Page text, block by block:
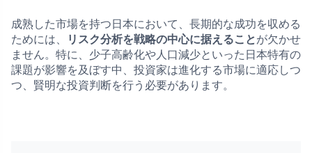
成熟した市場を持つ日本において、長期的な成功を収める
ためには、
リスク分析を戦略の中心に据えることが欠かせ
ません。特に、少子高齢化や人口減少といった日本特有の
課題が影響を及ぼす中、投資家は進化する市場に適応しつ
つ、賢明な投資判断を行う必要があります。